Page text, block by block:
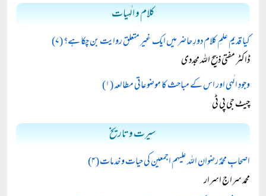
کلام و الٰہیات
کیا قدیم علمِ کلام دورِ حاضر میں ایک غیر متعلق روایت بن چکا ہے؟ (۷)
ڈاکٹر مفتی ذبیح اللہ مجددی
وجودِ الٰہی اور اس کے مباحث کا موضوعاتی مطالعہ (۱)
چیٹ جی پی ٹی
سیرت و تاریخ
اصحابِ محمدؐ رضوان اللہ علیہم اجمعین کی حیات و خدمات (۴)
محمد سراج اسرار